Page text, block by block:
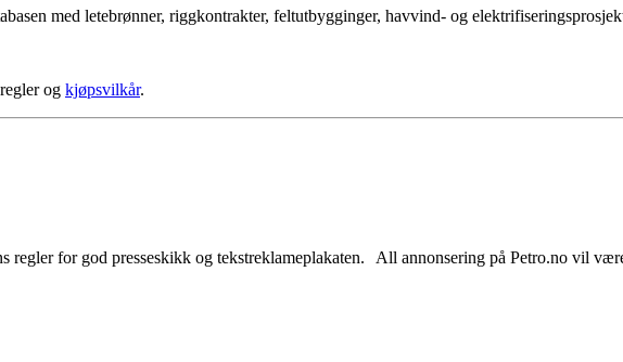
med letebrønner, riggkontrakter, feltutbygginger, havvind- og
og kjøpsvilkår.
regler for god presseskikk og tekstreklameplakaten. All annonsering på Petro.no vil